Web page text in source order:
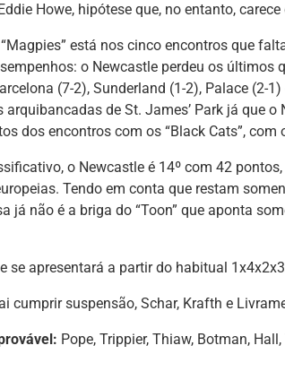
Howe, hipótese que, no entanto,
está nos cinco encontros que
o Newcastle perdeu os
(7-2), Sunderland (1-2), Palace (2-
arquibancadas de St. James’ Park já que
dos encontros com os “Black Cats”, com
o Newcastle é 14º com 42
Tendo em conta que restam
já não é a briga do “Toon” que aponta
se apresentará a partir do habitual
cumprir suspensão, Schar, Krafth e
Pope, Trippier, Thiaw, Botman,